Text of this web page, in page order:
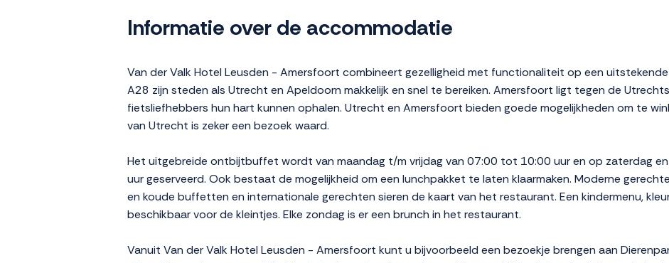
Informatie over de accommodatie
Van der Valk Hotel Leusden - Amersfoort combineert gezelligheid met functionaliteit op een
A28 zijn steden als Utrecht en Apeldoorn makkelijk en snel te bereiken. Amersfoort ligt tegen de
fietsliefhebbers hun hart kunnen ophalen. Utrecht en Amersfoort bieden goede mogelijkheden om te
van Utrecht is zeker een bezoek waard.
Het uitgebreide ontbijtbuffet wordt van maandag t/m vrijdag van 07:00 tot 10:00 uur en op zaterdag
uur geserveerd. Ook bestaat de mogelijkheid om een lunchpakket te laten klaarmaken. Moderne
en koude buffetten en internationale gerechten sieren de kaart van het restaurant. Een kindermenu,
beschikbaar voor de kleintjes. Elke zondag is er een brunch in het restaurant.
Vanuit Van der Valk Hotel Leusden - Amersfoort kunt u bijvoorbeeld een bezoekje brengen aan